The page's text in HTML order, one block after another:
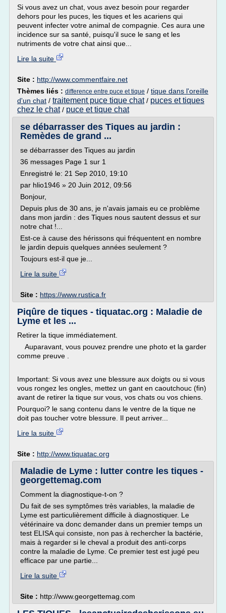
Si vous avez un chat, vous avez besoin pour regarder
dehors pour les puces, les tiques et les acariens qui
peuvent infecter votre animal de compagnie. Ces aura une
incidence sur sa santé, puisqu'il suce le sang et les
nutriments de votre chat ainsi que...
Lire la suite
Site : http://www.commentfaire.net
Thèmes liés : difference entre puce et tique / tique dans l'oreille
d'un chat / traitement puce tique chat/ puces et tiques
chez le chat/ puce et tique chat
se débarrasser des Tiques au jardin :
Remèdes de grand ...
se débarrasser des Tiques au jardin
36 messages Page 1 sur 1
Enregistré le: 21 Sep 2010, 19:10
par hlio1946 » 20 Juin 2012, 09:56
Bonjour,
Depuis plus de 30 ans, je n'avais jamais eu ce problème
dans mon jardin : des Tiques nous sautent dessus et sur
notre chat !...
Est-ce à cause des hérissons qui fréquentent en nombre
le jardin depuis quelques années seulement ?
Toujours est-il que je...
Lire la suite
Site : https://www.rustica.fr
Piqûre de tiques - tiquatac.org : Maladie de
Lyme et les ...
Retirer la tique immédiatement.
Auparavant, vous pouvez prendre une photo et la garder
comme preuve .
Important: Si vous avez une blessure aux doigts ou si vous
vous rongez les ongles, mettez un gant en caoutchouc (fin)
avant de retirer la tique sur vous, vos chats ou vos chiens.
Pourquoi? le sang contenu dans le ventre de la tique ne
doit pas toucher votre blessure. Il peut arriver...
Lire la suite
Site : http://www.tiquatac.org
Maladie de Lyme : lutter contre les tiques -
georgettemag.com
Comment la diagnostique-t-on ?
Du fait de ses symptômes très variables, la maladie de
Lyme est particulièrement difficile à diagnostiquer. Le
vétérinaire va donc demander dans un premier temps un
test ELISA qui consiste, non pas à rechercher la bactérie,
mais à regarder si le cheval a produit des anti-corps
contre la maladie de Lyme. Ce premier test est jugé peu
efficace par une partie...
Lire la suite
Site : http://www.georgettemag.com